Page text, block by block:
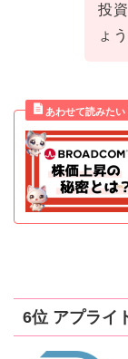
投
ょう
6位 アプライ